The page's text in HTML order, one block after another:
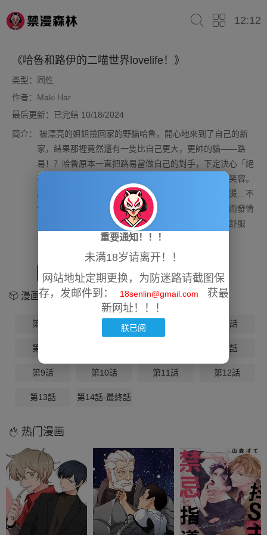
12:12
《哈魯和路伊的二喵世界lovelife！》
类型：
同性
作者： Maki Har
最后更新：已完结 10/18/2024
简介：
被漂亮的姐姐撿回家的野貓哈魯，開心地來到了自己的新
家，結果那裡竟然還有一隻比自己更大，更帥的貓——路
易！？哈魯原本一直把路易當做自己的對手，下定決心「絕
不和他搞好關係！」，可路易卻總是對他露出溫柔的笑容。
某一天，哈魯的身體因為在醫院打了針而突然變得滾燙…不
僅口渴頭暈，就連小雞雞都開始變得有了感覺…！！而發情
了的哈魯，突然覺得路易那撫摸自己的大手是那麼的舒服
——！？
开始阅读 放入书架
漫画章节
第1話 第4話
第5話 第8話
第9話 第10話 第11話 第12話
第13話 第14話-最終話
热门漫画
重要通知！！！
未满18岁请离开！！
网站地址定期更换，为防迷路请截图保
存，发邮件到：
18senlin@gmail.com
获最
新网址！！！
朕已阅